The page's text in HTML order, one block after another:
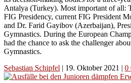
Antalya (Turkey). Most important of all:
FIG Presidency, current FIG President
and Dr. Farid Gayibov (Azerbaijan),
Gymnastics. During the European
had the chance to ask the challenger
Gymnastics.
Sebastian Schipfel | 19. Oktober 2021 | 0